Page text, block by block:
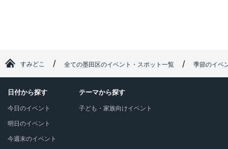
すみどこ 全ての墨田区のイベント・スポット一覧 季節のイベ
日付から探す
今日のイベント
明日のイベント
今週末のイベント
テーマから探す
子ども・家族向けイベント